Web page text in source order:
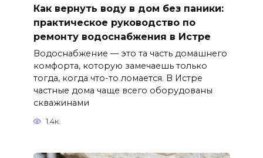
Как вернуть воду в дом без паники:
практическое руководство по
ремонту водоснабжения в Истре
Водоснабжение — это та часть домашнего
комфорта, которую замечаешь только
тогда, когда что-то ломается. В Истре
частные дома чаще всего оборудованы
скважинами
1.4к.